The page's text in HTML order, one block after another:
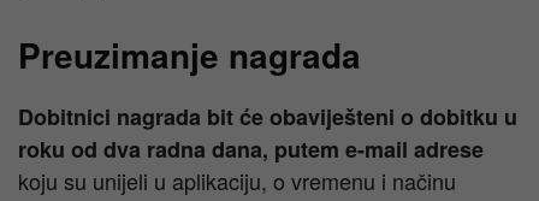
Preuzimanje nagrada
Dobitnici nagrada bit će obaviješteni o dobitku u
roku od dva radna dana, putem e-mail adrese
koju su unijeli u aplikaciju, o vremenu i načinu